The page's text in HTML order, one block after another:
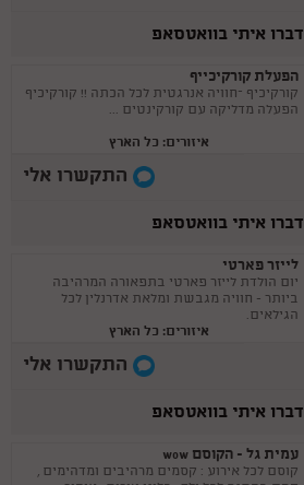
דברו איתי בוואטסאפ
הפעלת קורקיכייף
קורקיכיף –חוויה אנרגטית לכל הכתה !! קורקיכיף
הפעלה מדליקה עם קורקינטים ...
איזורים: כל הארץ
התקשרו אלי
דברו איתי בוואטסאפ
לייזר פארטי
יום הולדת לייזר פארטי בתפאורה המרהיבה
ביותר - חוויה מגבשת ומלאת אדרנלין לכל
הגילאים.
איזורים: כל הארץ
התקשרו אלי
דברו איתי בוואטסאפ
עמית גל - הקוסם wow
קוסם לכל אירוע : קסמים מרהיבים ומדהימים ,